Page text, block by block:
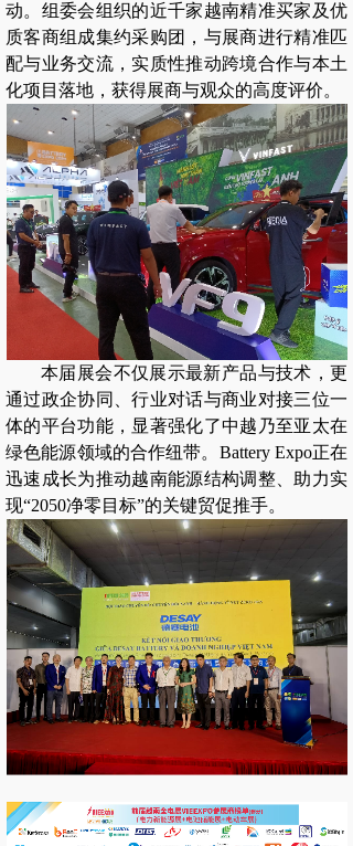
动。组委会组织的近千家越南精准买家及优
质客商组成集约采购团，与展商进行精准匹
配与业务交流，实质性推动跨境合作与本土
化项目落地，获得展商与观众的高度评价。
本届展会不仅展示最新产品与技术，更
通过政企协同、行业对话与商业对接三位一
体的平台功能，显著强化了中越乃至亚太在
绿色能源领域的合作纽带。Battery Expo正在
迅速成长为推动越南能源结构调整、助力实
现“2050净零目标”的关键贸促推手。